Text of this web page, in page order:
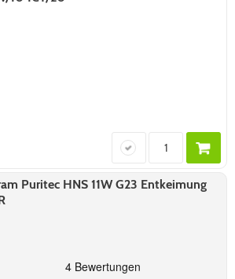
Puritec HNS 11W G23 Entkeimung